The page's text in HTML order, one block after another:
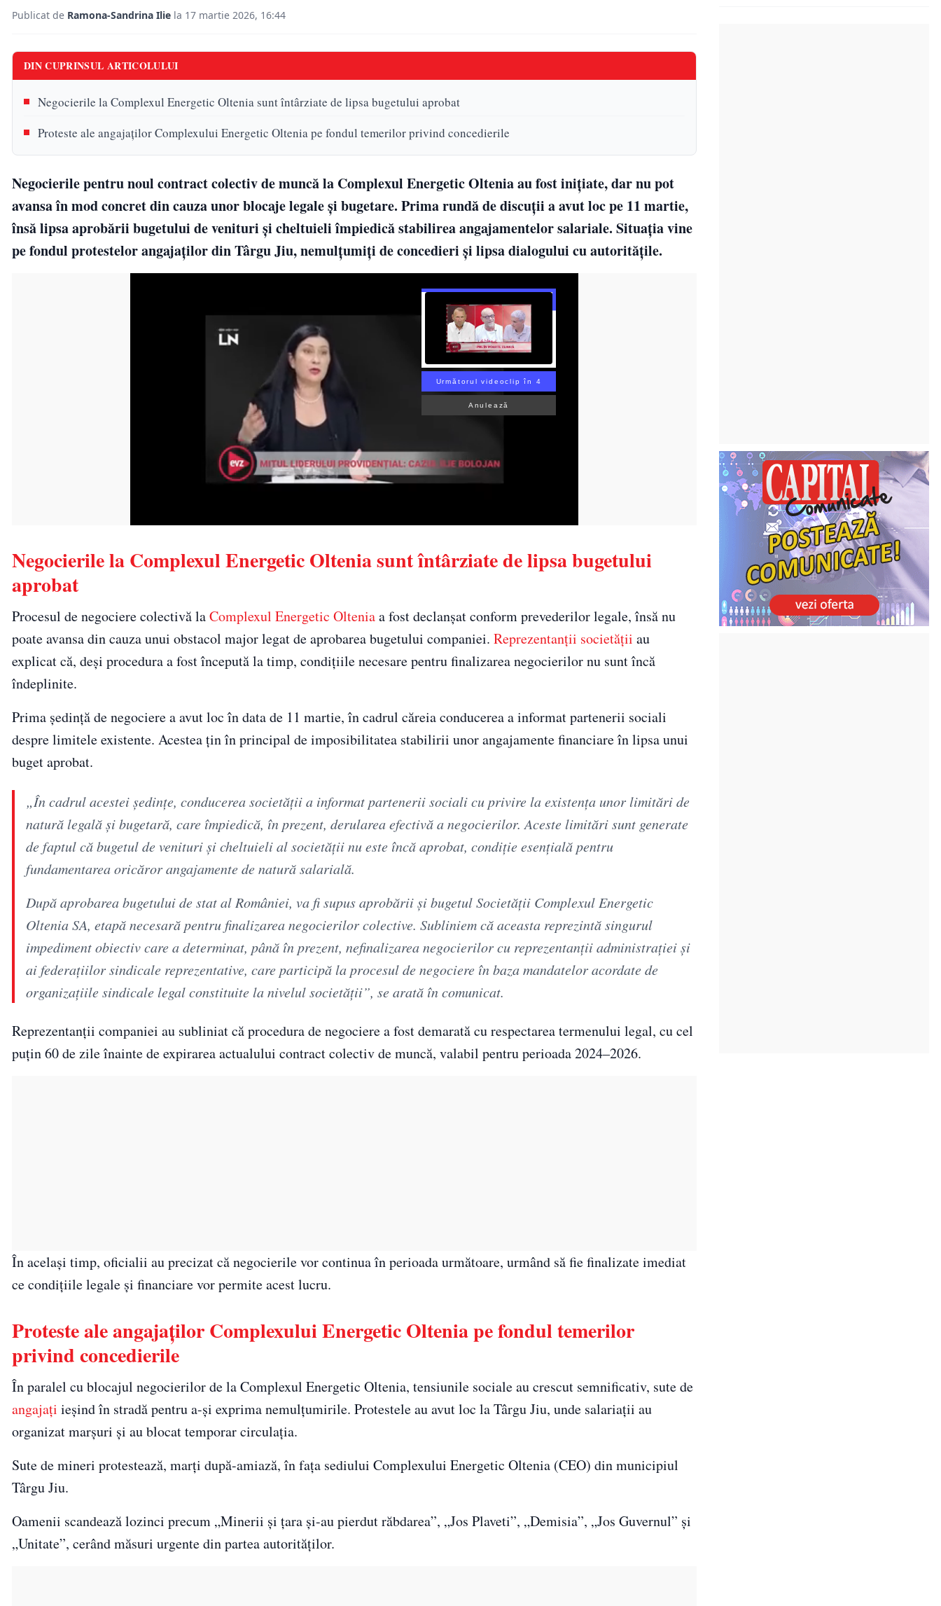
Publicat de Ramona-Sandrina Ilie la 17 martie 2026, 16:44
DIN CUPRINSUL ARTICOLULUI
Negocierile la Complexul Energetic Oltenia sunt întârziate de lipsa bugetului aprobat
Proteste ale angajaților Complexului Energetic Oltenia pe fondul temerilor privind concedierile
Negocierile pentru noul contract colectiv de muncă la Complexul Energetic Oltenia au fost inițiate, dar nu pot
avansa în mod concret din cauza unor blocaje legale și bugetare. Prima rundă de discuții a avut loc pe 11 martie,
însă lipsa aprobării bugetului de venituri și cheltuieli împiedică stabilirea angajamentelor salariale. Situația vine
pe fondul protestelor angajaților din Târgu Jiu, nemulțumiți de concedieri și lipsa dialogului cu autoritățile.
Următorul videoclip în 3
Anulează
Negocierile la Complexul Energetic Oltenia sunt întârziate de lipsa bugetului
aprobat
Procesul de negociere colectivă laComplexul Energetic Olteniaa fost declanșat conform prevederilor legale, însă nu
poate avansa din cauza unui obstacol major legat de aprobarea bugetului companiei. Reprezentanții societății au
explicat că, deși procedura a fost începută la timp, condițiile necesare pentru finalizarea negocierilor nu sunt încă
îndeplinite.
Prima ședință de negociere a avut loc în data de 11 martie, în cadrul căreia conducerea a informat partenerii sociali
despre limitele existente. Acestea țin în principal de imposibilitatea stabilirii unor angajamente financiare în lipsa unui
buget aprobat.
„În cadrul acestei şedinţe, conducerea societăţii a informat partenerii sociali cu privire la existenţa unor limitări de
natură legală şi bugetară, care împiedică, în prezent, derularea efectivă a negocierilor. Aceste limitări sunt generate
de faptul că bugetul de venituri şi cheltuieli al societăţii nu este încă aprobat, condiţie esenţială pentru
fundamentarea oricăror angajamente de natură salarială.
După aprobarea bugetului de stat al României, va fi supus aprobării şi bugetul Societăţii Complexul Energetic
Oltenia SA, etapă necesară pentru finalizarea negocierilor colective. Subliniem că aceasta reprezintă singurul
impediment obiectiv care a determinat, până în prezent, nefinalizarea negocierilor cu reprezentanţii administraţiei şi
ai federaţiilor sindicale reprezentative, care participă la procesul de negociere în baza mandatelor acordate de
organizaţiile sindicale legal constituite la nivelul societăţii”, se arată în comunicat.
Reprezentanții companiei au subliniat că procedura de negociere a fost demarată cu respectarea termenului legal, cu cel
puțin 60 de zile înainte de expirarea actualului contract colectiv de muncă, valabil pentru perioada 2024–2026.
În același timp, oficialii au precizat că negocierile vor continua în perioada următoare, urmând să fie finalizate imediat
ce condițiile legale și financiare vor permite acest lucru.
Proteste ale angajaților Complexului Energetic Oltenia pe fondul temerilor
privind concedierile
În paralel cu blocajul negocierilor de la Complexul Energetic Oltenia, tensiunile sociale au crescut semnificativ, sute de
angajați ieșind în stradă pentru a-și exprima nemulțumirile. Protestele au avut loc la Târgu Jiu, unde salariații au
organizat marșuri și au blocat temporar circulația.
Sute de mineri protestează, marți după-amiază, în fața sediului Complexului Energetic Oltenia (CEO) din municipiul
Târgu Jiu.
Oamenii scandează lozinci precum „Minerii și țara și-au pierdut răbdarea”, „Jos Plaveti”, „Demisia”, „Jos Guvernul” și
„Unitate”, cerând măsuri urgente din partea autorităților.